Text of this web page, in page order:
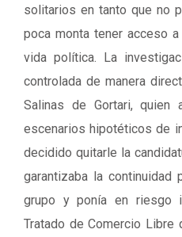
solitarios en tanto que no
poca monta tener acceso
vida política. La
controlada de manera
Salinas de Gortari,
escenarios hipotéticos de
decidido quitarle la
garantizaba la
grupo y ponía en riesgo
Tratado de Comercio Libre